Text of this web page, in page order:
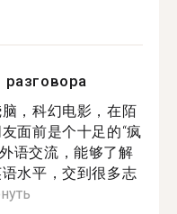
，科幻电影，在陌
面前是个十足的“疯
语交流，能够了解
水平，交到很多志